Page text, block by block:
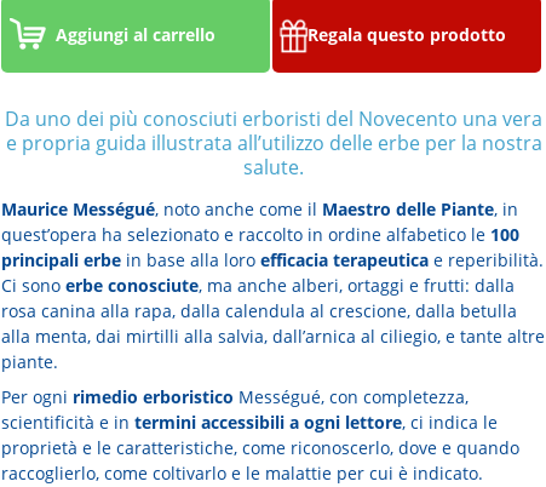
Aggiungi al carrello Regala questo prodotto
Da uno dei più conosciuti erboristi del Novecento una vera
e propria guida illustrata all’utilizzo delle erbe per la nostra
salute.
Maurice Mességué, noto anche come il Maestro delle Piante, in
quest’opera ha selezionato e raccolto in ordine alfabetico le 100
principali erbein base alla loro efficacia terapeuticae reperibilità.
Ci sono erbe conosciute, ma anche alberi, ortaggi e frutti: dalla
rosa canina alla rapa, dalla calendula al crescione, dalla betulla
alla menta, dai mirtilli alla salvia, dall’arnica al ciliegio, e tante altre
piante.
Per ogni rimedio erboristico Mességué, con completezza,
scientificità e in termini accessibili a ogni lettore, ci indica le
proprietà e le caratteristiche, come riconoscerlo, dove e quando
raccoglierlo, come coltivarlo e le malattie per cui è indicato.